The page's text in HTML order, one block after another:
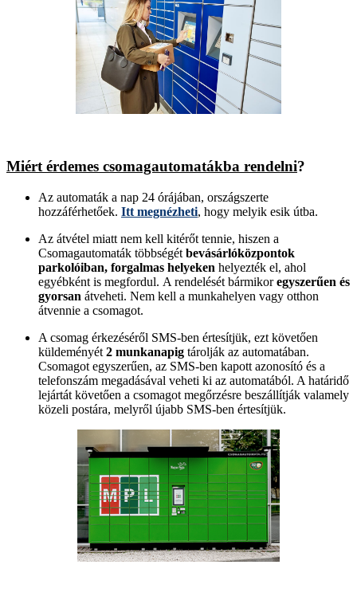
Miért érdemes csomagautomatákba rendelni?
Az automaták a nap 24 órájában, országszerte
hozzáférhetőek. Itt megnézheti, hogy melyik esik útba.
Az átvétel miatt nem kell kitérőt tennie, hiszen a
Csomagautomaták többségét bevásárlóközpontok
parkolóiban, forgalmas helyeken helyezték el, ahol
egyébként is megfordul. A rendelését bármikoregyszerűen és
gyorsan átveheti. Nem kell a munkahelyen vagy otthon
átvennie a csomagot.
A csomag érkezéséről SMS-ben értesítjük, ezt követően
küldeményét 2 munkanapig tárolják az automatában.
Csomagot egyszerűen, az SMS-ben kapott azonosító és a
telefonszám megadásával veheti ki az automatából. A határidő
lejártát követően a csomagot megőrzésre beszállítják valamely
közeli postára, melyről újabb SMS-ben értesítjük.